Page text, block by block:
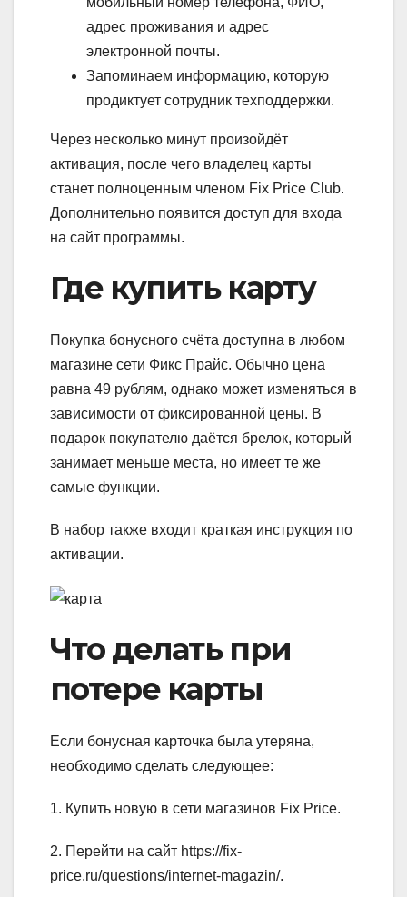
адрес проживания и адрес
электронной почты.
Запоминаем информацию, которую
продиктует сотрудник техподдержки.
Через несколько минут произойдёт
активация, после чего владелец карты
станет полноценным членом Fix Price Club.
Дополнительно появится доступ для входа
на сайт программы.
Где купить карту
Покупка бонусного счёта доступна в любом
магазине сети Фикс Прайс. Обычно цена
равна 49 рублям, однако может изменяться в
зависимости от фиксированной цены. В
подарок покупателю даётся брелок, который
занимает меньше места, но имеет те же
самые функции.
В набор также входит краткая инструкция по
активации.
Что делать при
потере карты
Если бонусная карточка была утеряна,
необходимо сделать следующее:
1. Купить новую в сети магазинов Fix Price.
2. Перейти на сайт https://fix-
price.ru/questions/internet-magazin/.